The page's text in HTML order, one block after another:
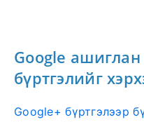
Google
бүртгэлийг
Google+ бүртгэлээр